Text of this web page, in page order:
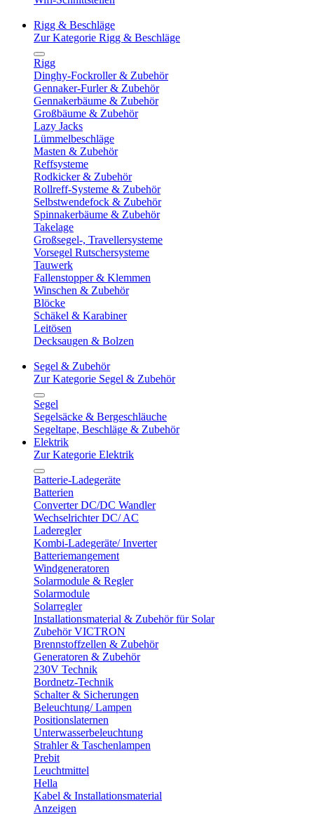
Rigg & Beschläge
Zur Kategorie Rigg & Beschläge
Rigg
Dinghy-Fockroller & Zubehör
Gennaker-Furler & Zubehör
Gennakerbäume & Zubehör
Großbäume & Zubehör
Lazy Jacks
Lümmelbeschläge
Masten & Zubehör
Reffsysteme
Rodkicker & Zubehör
Rollreff-Systeme & Zubehör
Selbstwendefock & Zubehör
Spinnakerbäume & Zubehör
Takelage
Großsegel-, Travellersysteme
Vorsegel Rutschersysteme
Tauwerk
Fallenstopper & Klemmen
Winschen & Zubehör
Blöcke
Schäkel & Karabiner
Leitösen
Decksaugen & Bolzen
Segel & Zubehör
Zur Kategorie Segel & Zubehör
Segel
Segelsäcke & Bergeschläuche
Segeltape, Beschläge & Zubehör
Elektrik
Zur Kategorie Elektrik
Batterie-Ladegeräte
Batterien
Converter DC/DC Wandler
Wechselrichter DC/ AC
Laderegler
Kombi-Ladegeräte/ Inverter
Batteriemangement
Windgeneratoren
Solarmodule & Regler
Solarmodule
Solarregler
Installationsmaterial & Zubehör für Solar
Zubehör VICTRON
Brennstoffzellen & Zubehör
Generatoren & Zubehör
230V Technik
Bordnetz-Technik
Schalter & Sicherungen
Beleuchtung/ Lampen
Positionslaternen
Unterwasserbeleuchtung
Strahler & Taschenlampen
Prebit
Leuchtmittel
Hella
Kabel & Installationsmaterial
Anzeigen